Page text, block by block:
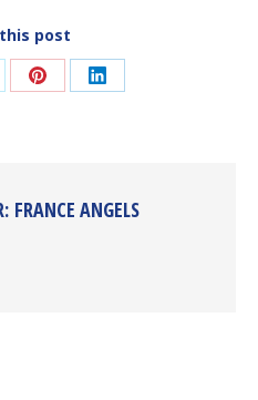
post
Share Share
FRANCE ANGELS